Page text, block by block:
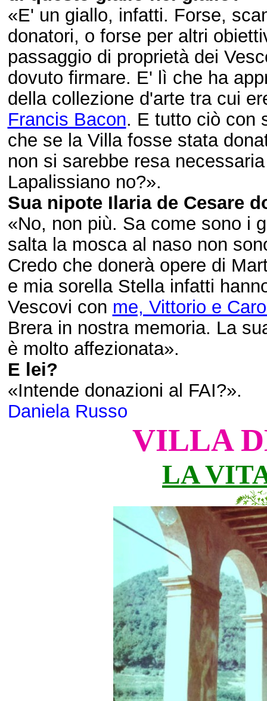
«E' un giallo, infatti. Forse,
donatori, o forse per altri
passaggio di proprietà dei
dovuto firmare. E' lì che ha
della collezione d'arte tra cui
Francis Bacon. E tutto ciò con
che se la Villa fosse stata
non si sarebbe resa
Lapalissiano no?».
Sua nipote Ilaria de Cesare
«No, non più. Sa come sono i
salta la mosca al naso non
Credo che donerà opere di
e mia sorella Stella infatti
Vescovi con me, Vittorio e
Brera in nostra memoria. La
è molto affezionata».
E lei?
«Intende donazioni al FAI?».
Daniela Russo
VILLA
LA